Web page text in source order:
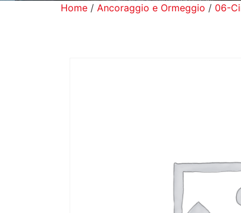
Home / Ancoraggio e Ormeggio / 06-